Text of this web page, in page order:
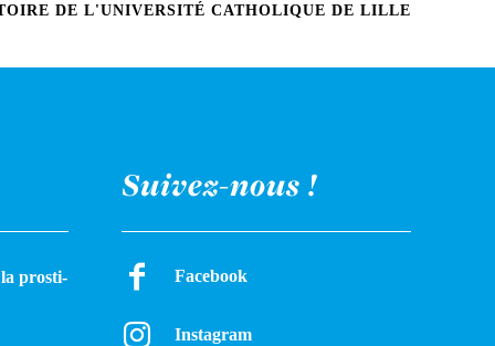
DE L'UNIVERSITÉ CATHOLIQUE DE LILLE
la pros­ti­
Suivez-nous !
Facebook
Instagram